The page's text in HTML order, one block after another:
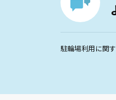
駐輪場利用に関